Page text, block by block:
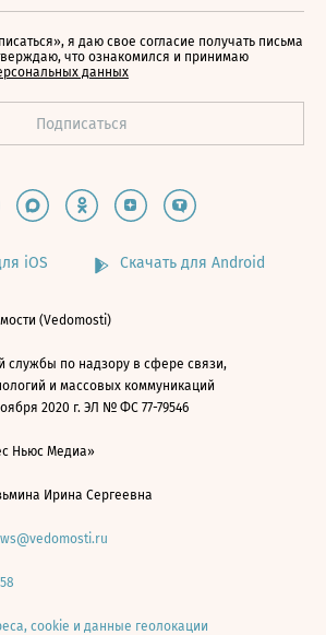
я даю свое согласие получать письма
что ознакомился и принимаю
данных
iOS Скачать для Android
(Vedomosti)
службы по надзору в сфере связи,
и массовых коммуникаций
2020 г. ЭЛ № ФС 77-79546
Ньюс Медиа»
Ирина Сергеевна
cookie и данные геолокации